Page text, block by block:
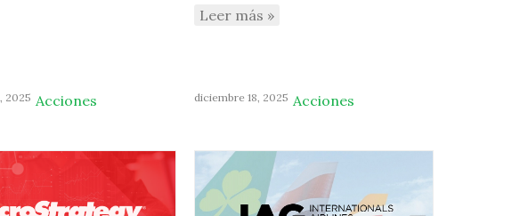
Leer más »
2025 Acciones diciembre 18, 2025 Acciones